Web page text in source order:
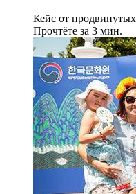
Кейс от
Прочтёте за 3 мин.